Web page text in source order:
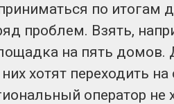
по
проблем. Взять,
на пять
хотят переходить
оператор не